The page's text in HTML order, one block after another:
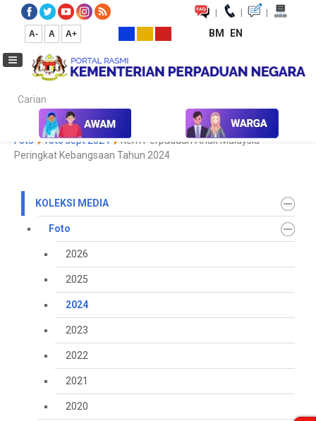
| | |
A- A A+ BM EN
Carian...
Laman Utama Media Koleksi Media Foto 2024
Galeri
Foto
foto sept 2024
Kem Perpaduan Anak Malaysia
Peringkat Kebangsaan Tahun 2024
KOLEKSI MEDIA
Foto
2026
2025
2024
2023
2022
2021
2020